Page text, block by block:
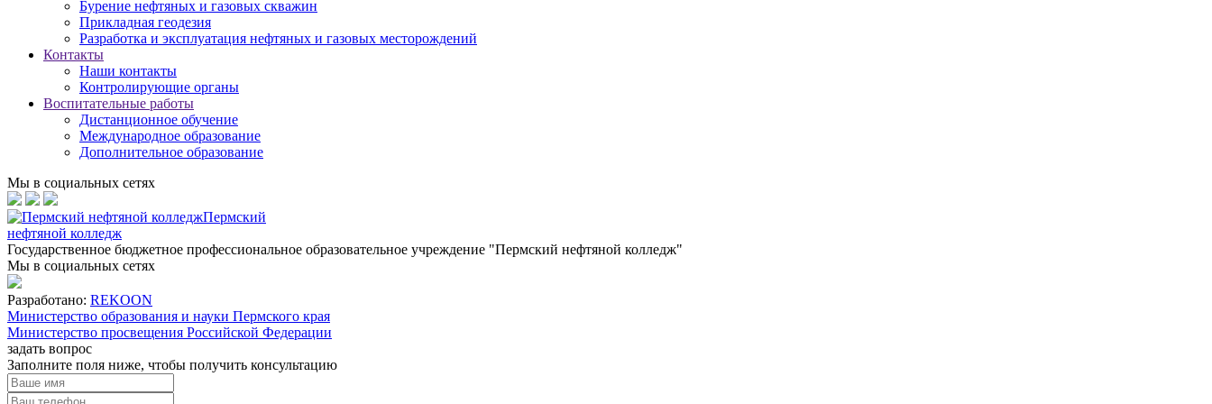
Бурение нефтяных и газовых скважин
Прикладная геодезия
Разработка и эксплуатация нефтяных и газовых месторождений
Контакты
Наши контакты
Контролирующие органы
Воспитательные работы
Дистанционное обучение
Международное образование
Дополнительное образование
Мы в социальных сетях
Пермский
нефтяной колледж
Государственное бюджетное профессиональное образовательное учреждение "Пермский нефтяной колледж"
Мы в социальных сетях
Разработано: REKOON
Министерство образования и науки Пермского края
Министерство просвещения Российской Федерации
задать вопрос
Заполните поля ниже, чтобы получить консультацию